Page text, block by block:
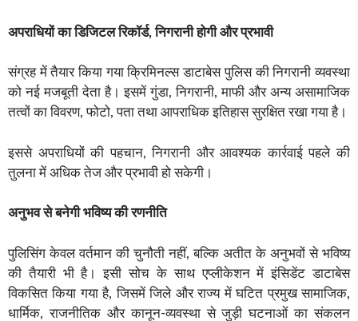
अपराधियों का डिजिटल रिकॉर्ड, निगरानी होगी और प्रभावी
संग्रह में तैयार किया गया क्रिमिनल्स डाटाबेस पुलिस की निगरानी व्यवस्था
को नई मजबूती देता है। इसमें गुंडा, निगरानी, माफी और अन्य असामाजिक
तत्वों का विवरण, फोटो, पता तथा आपराधिक इतिहास सुरक्षित रखा गया है।
इससे अपराधियों की पहचान, निगरानी और आवश्यक कार्रवाई पहले की
तुलना में अधिक तेज और प्रभावी हो सकेगी।
अनुभव से बनेगी भविष्य की रणनीति
पुलिसिंग केवल वर्तमान की चुनौती नहीं, बल्कि अतीत के अनुभवों से भविष्य
की तैयारी भी है। इसी सोच के साथ एप्लीकेशन में इंसिडेंट डाटाबेस
विकसित किया गया है, जिसमें जिले और राज्य में घटित प्रमुख सामाजिक,
धार्मिक, राजनीतिक और कानून-व्यवस्था से जुड़ी घटनाओं का संकलन